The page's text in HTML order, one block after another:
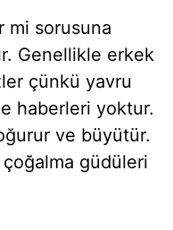
mi sorusuna
Genellikle erkek
çünkü yavru
haberleri yoktur.
ve büyütür.
güdüleri